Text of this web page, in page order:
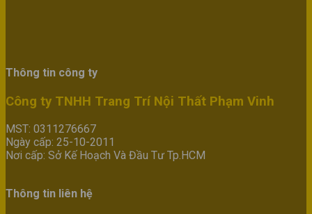
Thông tin công ty
Công ty TNHH Trang Trí Nội Thất Phạm Vinh
MST: 0311276667
Ngày cấp: 25-10-2011
Nơi cấp: Sở Kế Hoạch Và Đầu Tư Tp.HCM
Thông tin liên hệ